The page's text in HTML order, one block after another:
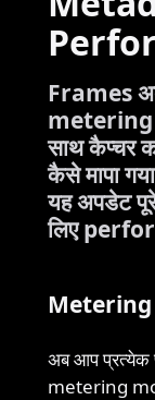
Frames
metering
साथ कैप्चर
कैसे मापा
यह अपडेट
लिए
Metering
अब आप प्रत्येक
metering